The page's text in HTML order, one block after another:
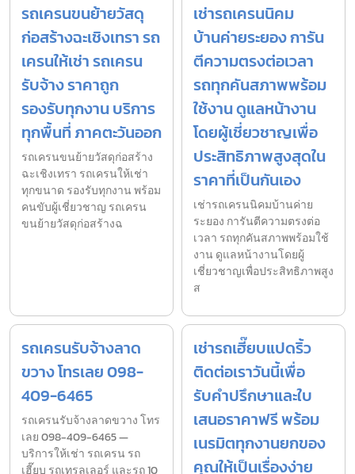
รถเครนขนย้ายวัสดุ
ก่อสร้างฉะเชิงเทรา รถ
เครนให้เช่า รถเครน
รับจ้าง ราคาถูก
รองรับทุกงาน บริการ
ทุกพื้นที่ ภาคตะวันออก
รถเครนขนย้ายวัสดุก่อสร้าง
ฉะเชิงเทรา รถเครนให้เช่า
ทุกขนาด รองรับทุกงาน พร้อม
คนขับผู้เชี่ยวชาญ รถเครน
ขนย้ายวัสดุก่อสร้างฉ
เช่ารถเครนนิคม
บ้านค่ายระยอง การัน
ตีความตรงต่อเวลา
รถทุกคันสภาพพร้อม
ใช้งาน ดูแลหน้างาน
โดยผู้เชี่ยวชาญเพื่อ
ประสิทธิภาพสูงสุดใน
ราคาที่เป็นกันเอง
เช่ารถเครนนิคมบ้านค่าย
ระยอง การันตีความตรงต่อ
เวลา รถทุกคันสภาพพร้อมใช้
งาน ดูแลหน้างานโดยผู้
เชี่ยวชาญเพื่อประสิทธิภาพสูง
ส
รถเครนรับจ้างลาด
ขวาง โทรเลย 098-
409-6465
รถเครนรับจ้างลาดขวาง โทร
เลย 098-409-6465 —
บริการให้เช่า รถเครน รถ
เฮี๊ยบ รถเทรลเลอร์ และรถ 10
เช่ารถเฮี๊ยบแปดริ้ว
ติดต่อเราวันนี้เพื่อ
รับคำปรึกษาและใบ
เสนอราคาฟรี พร้อม
เนรมิตทุกงานยกของ
คุณให้เป็นเรื่องง่าย